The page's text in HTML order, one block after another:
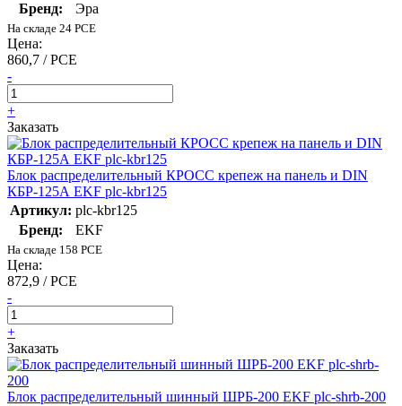
Бренд:
Эра
На складе 24 PCE
Цена:
860,7 / PCE
-
+
Заказать
Блок распределительный КРОСС крепеж на панель и DIN
КБР-125А EKF plc-kbr125
Артикул: plc-kbr125
Бренд:
EKF
На складе 158 PCE
Цена:
872,9 / PCE
-
+
Заказать
Блок распределительный шинный ШРБ-200 EKF plc-shrb-200